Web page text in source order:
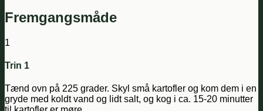
Fremgangsmåde
1
Trin 1
Tænd ovn på 225 grader. Skyl små kartofler og kom dem i en
gryde med koldt vand og lidt salt, og kog i ca. 15-20 minutter